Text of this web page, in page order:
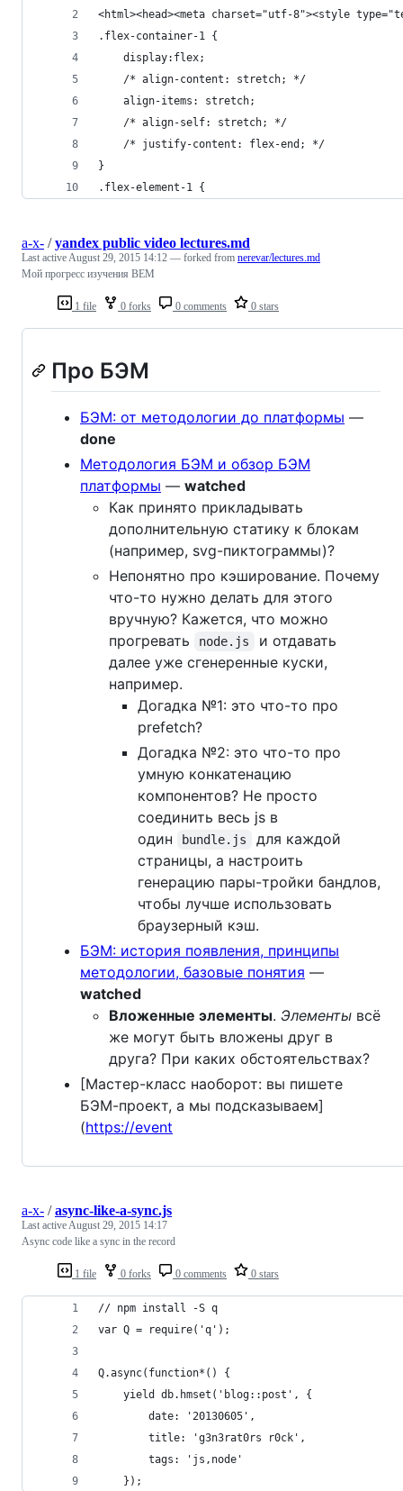
<html><head><meta charset="utf-8"><style
.flex-container-1 {
    display:flex;
    /* align-content: stretch; */
    align-items: stretch;
    /* align-self: stretch; */
    /* justify-content: flex-end; */
}
.flex-element-1 {
1 file 0 forks 0 comments 0 stars
a-x- /yandex public video lectures.md
Last activeAugust 29, 2015 14:12 — forked from nerevar/lectures.md
Мой прогресс изучения BEM
Про БЭМ
БЭМ: от методологии до платформы —
done
Методология БЭМ и обзор БЭМ
платформы — watched
Как принято прикладывать
дополнительную статику к блокам
(например, svg-пиктограммы)?
Непонятно про кэширование. Почему
что-то нужно делать для этого
вручную? Кажется, что можно
прогревать
node.js
и отдавать
далее уже сгенеренные куски,
например.
Догадка №1: это что-то про
prefetch?
Догадка №2: это что-то про
умную конкатенацию
компонентов? Не просто
соединить весь js в
один
bundle.js
для каждой
страницы, а настроить
генерацию пары-тройки бандлов,
чтобы лучше использовать
браузерный кэш.
БЭМ: история появления, принципы
методологии, базовые понятия —
watched
Вложенные элементы. Элементы всё
же могут быть вложены друг в
друга? При каких обстоятельствах?
[Мастер-класс наоборот: вы пишете
БЭМ-проект, а мы подсказываем]
(https://event
1 file 0 forks 0 comments 0 stars
a-x- /async-like-a-sync.js
Last activeAugust 29, 2015 14:17
Async code like a sync in the record
// npm install -S q
var Q = require('q');
Q.async(function*() {
    yield db.hmset('blog::post', {
        date: '20130605',
        title: 'g3n3rat0rs r0ck',
        tags: 'js,node'
    });